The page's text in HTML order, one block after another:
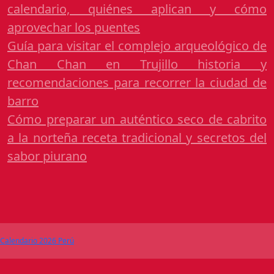
calendario, quiénes aplican y cómo
aprovechar los puentes
Guía para visitar el complejo arqueológico de
Chan Chan en Trujillo historia y
recomendaciones para recorrer la ciudad de
barro
Cómo preparar un auténtico seco de cabrito
a la norteña receta tradicional y secretos del
sabor piurano
Calendario 2026 Perú